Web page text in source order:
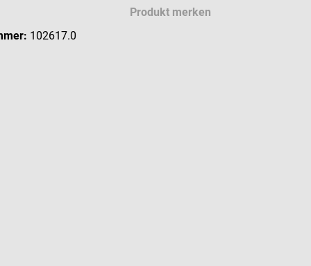
Produkt merken
102617.0